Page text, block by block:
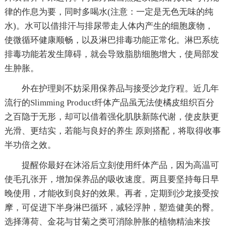
律的作息为要，同时多喝水(注意：一定是无色无味的纯
水)。水可以借排汗与排尿带走人体内产生的细胞废物，
使微循环健康顺畅，以及淋巴排毒功能正常化。淋巴系统
排毒功能若发生障碍，就会导致脂肪细胞增大，使局部发
生肿胀。
外在护理则不妨采用保养品与接受沙龙疗程。近几年
流行的Slimming Product纤体产品虽无法使橘皮组织百分
之百隐于无形，却可以借着强化肌肤新陈代谢，使皮肤更
光滑、更结实，若能与良好的养生 原则搭配，将取得收事
半功倍之效。
提醒你最好在沐浴后立刻使用纤体产品，因为高温可
使毛孔张开，增加保养品的吸收速度。两且要坚持每日早
晚使用，才能收到良好的效果。再者，定期到沙龙接受按
摩，可促进下半身淋巴循环，减轻浮肿，塑造健美的臀。
选择薄荷、金花与甘菊之类可消除肿胀的植物精油来按